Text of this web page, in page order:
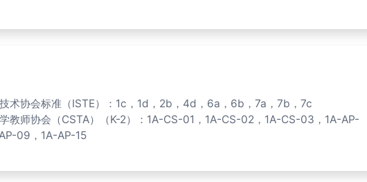
术协会标准（ISTE）：1c，1d，2b，4d，6a，6b，7a，7b，7c
教师协会（CSTA）（K-2）：1A-CS-01，1A-CS-02，1A-CS-03，1A-AP-
09，1A-AP-15